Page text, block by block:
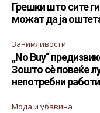
Грешки што сите
можат да ја
Занимливости
„No Buy“
Зошто сè повеќе
непотребни
Мода и убавина